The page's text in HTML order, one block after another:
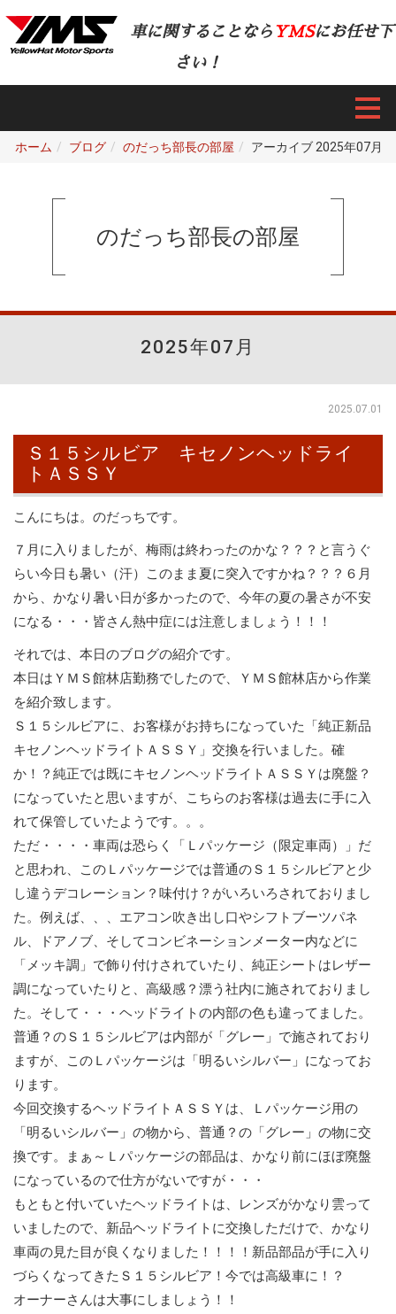
車に関することなら YMSにお任せ下
さい！
ホーム ブログ のだっち部長の部屋 アーカイブ 2025年07月
のだっち部長の部屋
2025年07月
2025.07.01
Ｓ１５シルビア キセノンヘッドライ
トＡＳＳＹ
こんにちは。のだっちです。
７月に入りましたが、梅雨は終わったのかな？？？と言うぐ
らい今日も暑い（汗）このまま夏に突入ですかね？？？６月
から、かなり暑い日が多かったので、今年の夏の暑さが不安
になる・・・皆さん熱中症には注意しましょう！！！
それでは、本日のブログの紹介です。
本日はＹＭＳ館林店勤務でしたので、ＹＭＳ館林店から作業
を紹介致します。
Ｓ１５シルビアに、お客様がお持ちになっていた「純正新品
キセノンヘッドライトＡＳＳＹ」交換を行いました。確
か！？純正では既にキセノンヘッドライトＡＳＳＹは廃盤？
になっていたと思いますが、こちらのお客様は過去に手に入
れて保管していたようです。。。
ただ・・・・車両は恐らく「Ｌパッケージ（限定車両）」だ
と思われ、このＬパッケージでは普通のＳ１５シルビアと少
し違うデコレーション？味付け？がいろいろされておりまし
た。例えば、、、エアコン吹き出し口やシフトブーツパネ
ル、ドアノブ、そしてコンビネーションメーター内などに
「メッキ調」で飾り付けされていたり、純正シートはレザー
調になっていたりと、高級感？漂う社内に施されておりまし
た。そして・・・ヘッドライトの内部の色も違ってました。
普通？のＳ１５シルビアは内部が「グレー」で施されており
ますが、このＬパッケージは「明るいシルバー」になってお
ります。
今回交換するヘッドライトＡＳＳＹは、Ｌパッケージ用の
「明るいシルバー」の物から、普通？の「グレー」の物に交
換です。まぁ～Ｌパッケージの部品は、かなり前にほぼ廃盤
になっているので仕方がないですが・・・
もともと付いていたヘッドライトは、レンズがかなり雲って
いましたので、新品ヘッドライトに交換しただけで、かなり
車両の見た目が良くなりました！！！！新品部品が手に入り
づらくなってきたＳ１５シルビア！今では高級車に！？
オーナーさんは大事にしましょう！！